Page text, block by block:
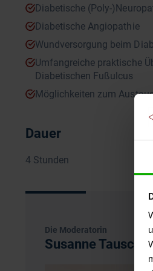
Diabetische (Poly-
Diabetische Angiopathie
Wundversorgung beim
Umfangreiche praktische
Diabetischen Fußulcus
Möglichkeiten zum
Dauer
4 Stunden
Die Moderatorin
Susanne